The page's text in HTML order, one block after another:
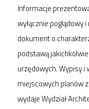
Informacje
wyłącznie poglądowy
dokument o
podstawą
urzędowych. Wypisy i
miejscowych planów
wydaje Wydział